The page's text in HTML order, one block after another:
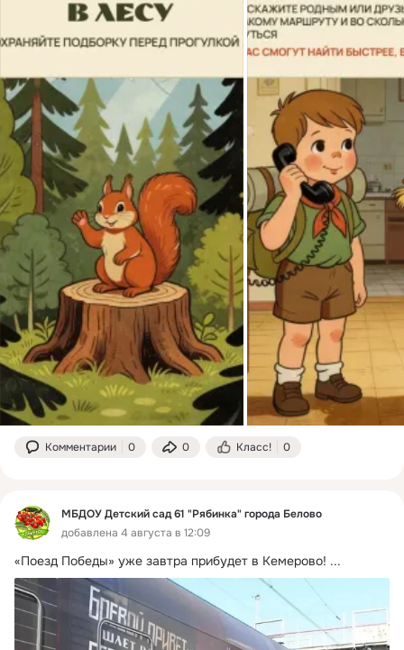
Комментарии 0 0 Класс! 0
МБДОУ Детский сад 61 "Рябинка" города Белово
добавлена 4 августа в 12:09
«Поезд Победы» уже завтра прибудет в Кемерово! ...